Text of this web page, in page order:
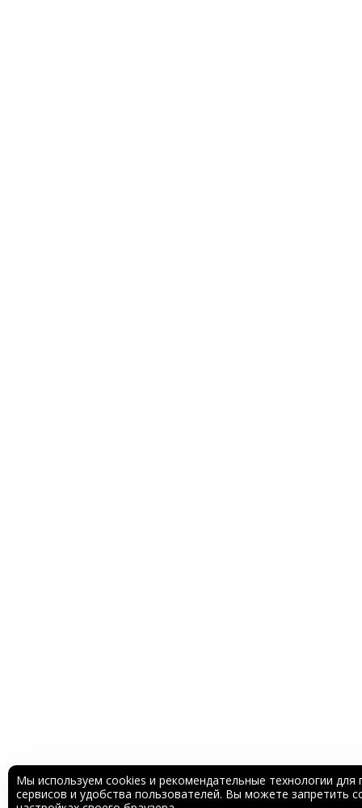
Мы используем cookies и рекомендательные технологии для
сервисов и удобства пользователей. Вы можете запретить